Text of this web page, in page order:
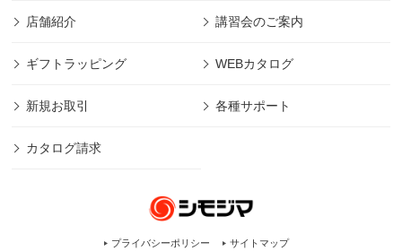
店舗紹介 講習会のご案内
ギフトラッピング WEBカタログ
新規お取引 各種サポート
カタログ請求
プライバシーポリシー サイトマップ